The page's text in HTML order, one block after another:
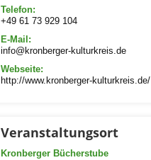
Telefon:
+49 61 73 929 104
E-Mail:
info@kronberger-kulturkreis.de
Webseite:
http://www.kronberger-kulturkreis.de/
Veranstaltungsort
Kronberger Bücherstube